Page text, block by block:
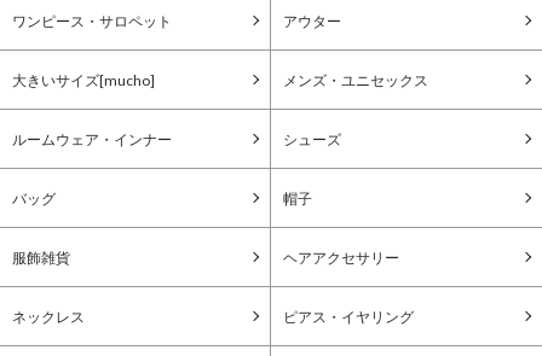
ワンピース・サロペット アウター
大きいサイズ[mucho] メンズ・ユニセックス
ルームウェア・インナー シューズ
バッグ 帽子
服飾雑貨 ヘアアクセサリー
ネックレス ピアス・イヤリング